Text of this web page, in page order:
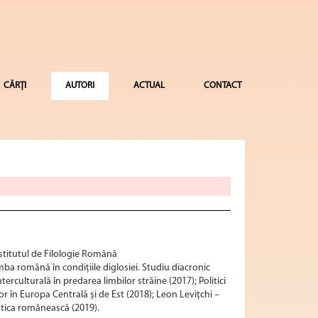
CĂRȚI AUTORI ACTUAL CONTACT
de Filologie Română
română în condițiile diglosiei. Studiu diacronic
în predarea limbilor străine (2017); Politici
Europa Centrală și de Est (2018); Leon Levițchi –
românească (2019).